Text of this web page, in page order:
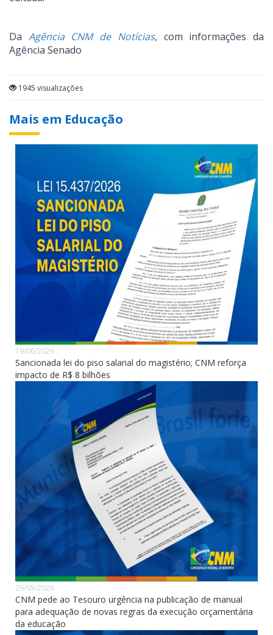
Da Agência CNM de Notícias, com informações da
Agência Senado
1945 visualizações
Mais em Educação
19/06/2026
Sancionada lei do piso salarial do magistério; CNM reforça
impacto de R$ 8 bilhões
29/05/2026
CNM pede ao Tesouro urgência na publicação de manual
para adequação de novas regras da execução orçamentária
da educação